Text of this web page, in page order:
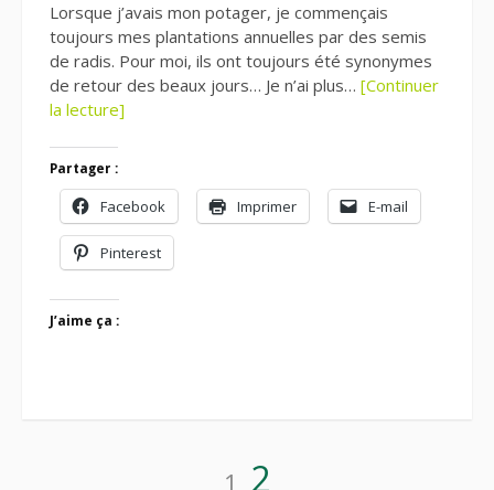
Lorsque j’avais mon potager, je commençais
toujours mes plantations annuelles par des semis
de radis. Pour moi, ils ont toujours été synonymes
de retour des beaux jours… Je n’ai plus… [Continuer
la lecture]
Partager :
Facebook Imprimer E-mail
Pinterest
J’aime ça :
Page
1 Page
2